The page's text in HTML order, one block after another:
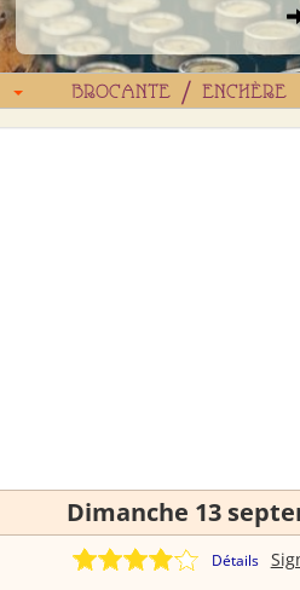
BROCANTE / ENCHÈRE
Dimanche 13
Détails